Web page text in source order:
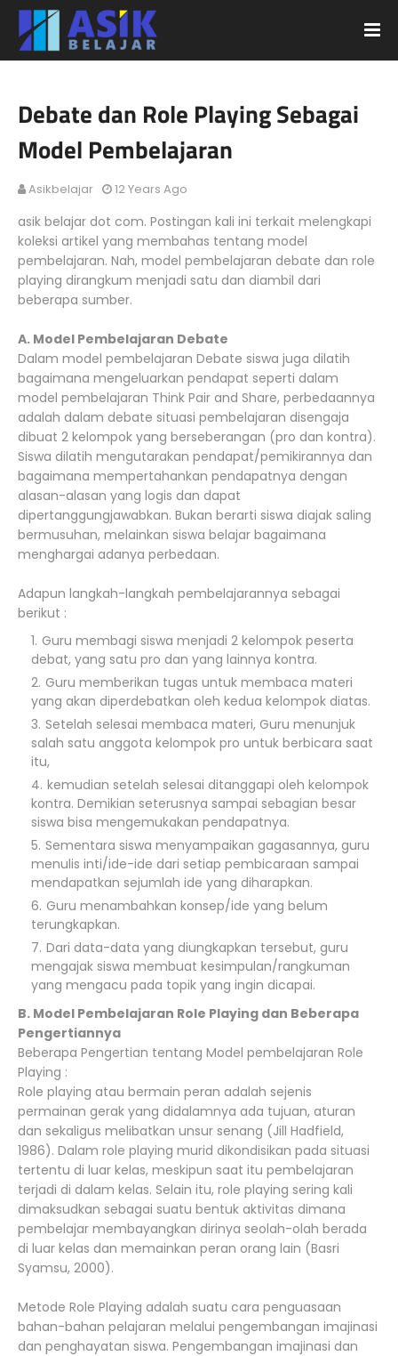
Debate dan Role Playing Sebagai
Model Pembelajaran
Asikbelajar 12 Years Ago
asik belajar dot com. Postingan kali ini terkait melengkapi
koleksi artikel yang membahas tentang model
pembelajaran. Nah, model pembelajaran debate dan role
playing dirangkum menjadi satu dan diambil dari
beberapa sumber.
A. Model Pembelajaran Debate
Dalam model pembelajaran Debate siswa juga dilatih
bagaimana mengeluarkan pendapat seperti dalam
model pembelajaran Think Pair and Share, perbedaannya
adalah dalam debate situasi pembelajaran disengaja
dibuat 2 kelompok yang berseberangan (pro dan kontra).
Siswa dilatih mengutarakan pendapat/pemikirannya dan
bagaimana mempertahankan pendapatnya dengan
alasan-alasan yang logis dan dapat
dipertanggungjawabkan. Bukan berarti siswa diajak saling
bermusuhan, melainkan siswa belajar bagaimana
menghargai adanya perbedaan.
Adapun langkah-langkah pembelajarannya sebagai
berikut :
Guru membagi siswa menjadi 2 kelompok peserta
debat, yang satu pro dan yang lainnya kontra.
Guru memberikan tugas untuk membaca materi
yang akan diperdebatkan oleh kedua kelompok diatas.
Setelah selesai membaca materi, Guru menunjuk
salah satu anggota kelompok pro untuk berbicara saat
itu,
kemudian setelah selesai ditanggapi oleh kelompok
kontra. Demikian seterusnya sampai sebagian besar
siswa bisa mengemukakan pendapatnya.
Sementara siswa menyampaikan gagasannya, guru
menulis inti/ide-ide dari setiap pembicaraan sampai
mendapatkan sejumlah ide yang diharapkan.
Guru menambahkan konsep/ide yang belum
terungkapkan.
Dari data-data yang diungkapkan tersebut, guru
mengajak siswa membuat kesimpulan/rangkuman
yang mengacu pada topik yang ingin dicapai.
B. Model Pembelajaran Role Playing dan Beberapa
Pengertiannya
Beberapa Pengertian tentang Model pembelajaran Role
Playing :
Role playing atau bermain peran adalah sejenis
permainan gerak yang didalamnya ada tujuan, aturan
dan sekaligus melibatkan unsur senang (Jill Hadfield,
1986). Dalam role playing murid dikondisikan pada situasi
tertentu di luar kelas, meskipun saat itu pembelajaran
terjadi di dalam kelas. Selain itu, role playing sering kali
dimaksudkan sebagai suatu bentuk aktivitas dimana
pembelajar membayangkan dirinya seolah-olah berada
di luar kelas dan memainkan peran orang lain (Basri
Syamsu, 2000).
Metode Role Playing adalah suatu cara penguasaan
bahan-bahan pelajaran melalui pengembangan imajinasi
dan penghayatan siswa. Pengembangan imajinasi dan